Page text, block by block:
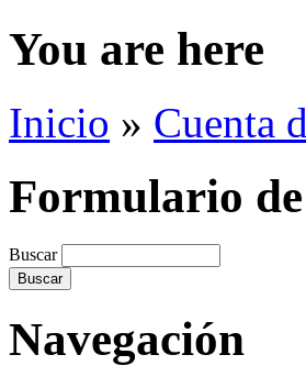
You are here
Inicio » Cuenta
Formulario
Buscar
Navegación